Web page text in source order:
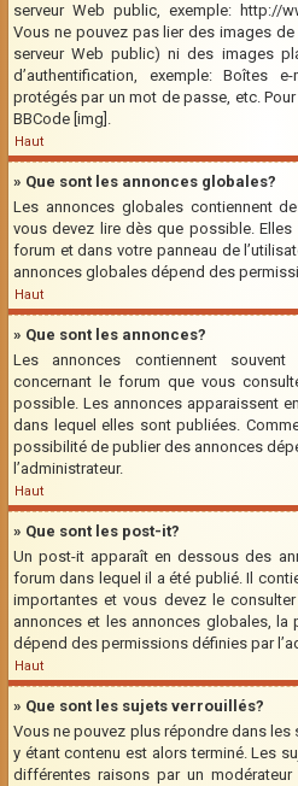
serveur Web public, exemple: http://
Vous ne pouvez pas lier des images
serveur Web public) ni des images
d’authentification, exemple: Boîtes
protégés par un mot de passe, etc.
BBCode [img].
Haut
» Que sont les annonces globales?
Les annonces globales contiennent
vous devez lire dès que possible.
forum et dans votre panneau de
annonces globales dépend des
Haut
» Que sont les annonces?
Les annonces contiennent
concernant le forum que vous
possible. Les annonces apparaissent
dans lequel elles sont publiées.
possibilité de publier des annonces
l’administrateur.
Haut
» Que sont les post-it?
Un post-it apparaît en dessous des
forum dans lequel il a été publié. Il
importantes et vous devez le
annonces et les annonces globales,
dépend des permissions définies par
Haut
» Que sont les sujets verrouillés?
Vous ne pouvez plus répondre dans
y étant contenu est alors terminé. Les
différentes raisons par un